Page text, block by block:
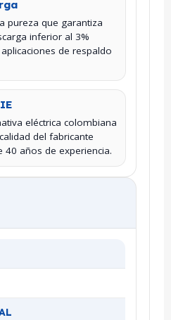
pureza que garantiza
inferior al 3%
de respaldo
eléctrica colombiana
del fabricante
40 años de experiencia.